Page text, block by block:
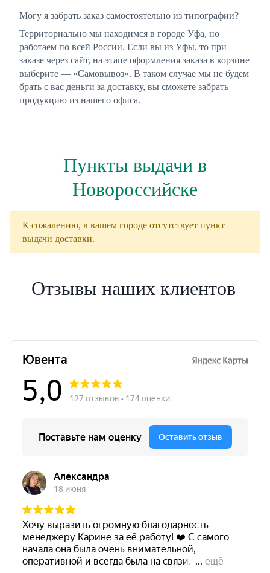
Могу я забрать заказ самостоятельно из типографии?
Территориально мы находимся в городе Уфа, но
работаем по всей России. Если вы из Уфы, то при
заказе через сайт, на этапе оформления заказа в корзине
выберите — «Самовывоз». В таком случае мы не будем
брать с вас деньги за доставку, вы сможете забрать
продукцию из нашего офиса.
Пункты выдачи в
Новороссийске
К сожалению, в вашем городе отсутствует пункт
выдачи доставки.
Отзывы наших клиентов